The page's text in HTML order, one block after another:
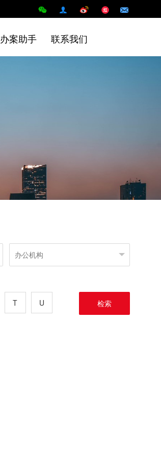
办案助手 联系我们
T U 检索